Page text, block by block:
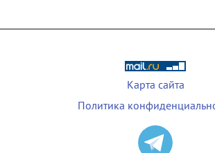
Карта сайта
Политика